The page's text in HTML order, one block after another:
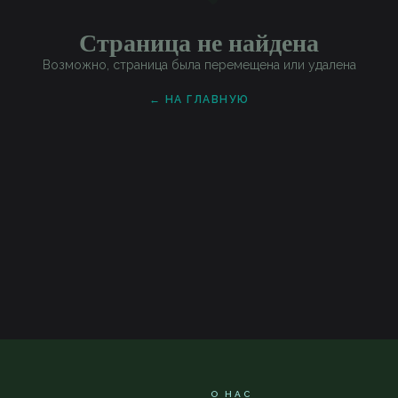
Страница не найдена
Возможно, страница была перемещена или удалена
← НА ГЛАВНУЮ
О НАС